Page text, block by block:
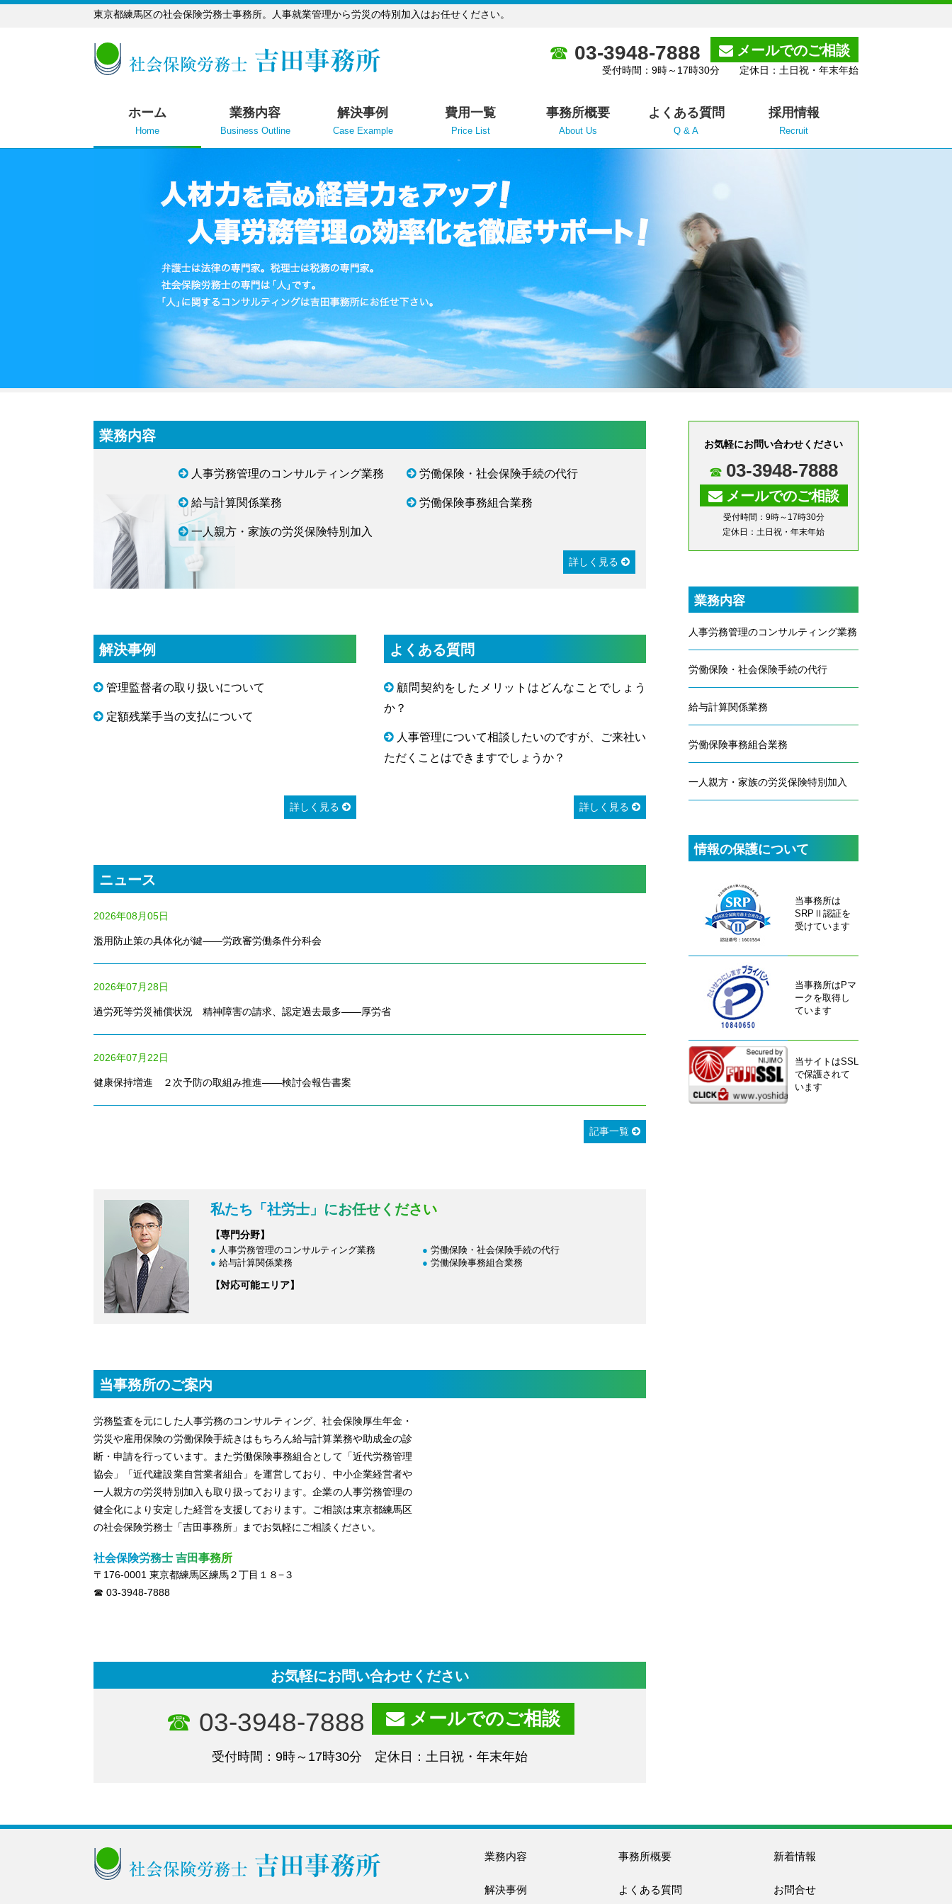
東京都練馬区の社会保険労務士事務所。人事就業管理から労災の特別加入はお任せください。
03-3948-7888 メールでのご相談
受付時間：9時～17時30分 定休日：土日祝・年末年始
ホーム
Home
業務内容
Business Outline
解決事例
Case Example
費用一覧
Price List
事務所概要
About Us
よくある質問
Q & A
採用情報
Recruit
業務内容
人事労務管理のコンサルティング業務 労働保険・社会保険手続の代行
給与計算関係業務 労働保険事務組合業務
一人親方・家族の労災保険特別加入
詳しく見る
解決事例
管理監督者の取り扱いについて
定額残業手当の支払について
詳しく見る
よくある質問
顧問契約をしたメリットはどんなことでしょう
か？
人事管理について相談したいのですが、ご来社い
ただくことはできますでしょうか？
詳しく見る
ニュース
2026年08月05日
濫用防止策の具体化が鍵――労政審労働条件分科会
2026年07月28日
過労死等労災補償状況 精神障害の請求、認定過去最多――厚労省
2026年07月22日
健康保持増進 ２次予防の取組み推進――検討会報告書案
記事一覧
私たち「社労士」にお任せください
【専門分野】
人事労務管理のコンサルティング業務
労働保険・社会保険手続の代行
給与計算関係業務
労働保険事務組合業務
【対応可能エリア】
当事務所のご案内
労務監査を元にした人事労務のコンサルティング、社会保険厚生年金・
労災や雇用保険の労働保険手続きはもちろん給与計算業務や助成金の診
断・申請を行っています。また労働保険事務組合として「近代労務管理
協会」「近代建設業自営業者組合」を運営しており、中小企業経営者や
一人親方の労災特別加入も取り扱っております。企業の人事労務管理の
健全化により安定した経営を支援しております。ご相談は東京都練馬区
の社会保険労務士「吉田事務所」までお気軽にご相談ください。
社会保険労務士 吉田事務所
〒176-0001 東京都練馬区練馬２丁目１８−３
03-3948-7888
お気軽にお問い合わせください
03-3948-7888 メールでのご相談
受付時間：9時～17時30分 定休日：土日祝・年末年始
お気軽にお問い合わせください
03-3948-7888
メールでのご相談
受付時間：9時～17時30分
定休日：土日祝・年末年始
業務内容
人事労務管理のコンサルティング業務
労働保険・社会保険手続の代行
給与計算関係業務
労働保険事務組合業務
一人親方・家族の労災保険特別加入
情報の保護について
当事務所は
SRPⅡ認証を
受けています
当事務所はPマ
ークを取得し
ています
当サイトはSSL
で保護されて
います
業務内容
解決事例
事務所概要
よくある質問
新着情報
お問合せ